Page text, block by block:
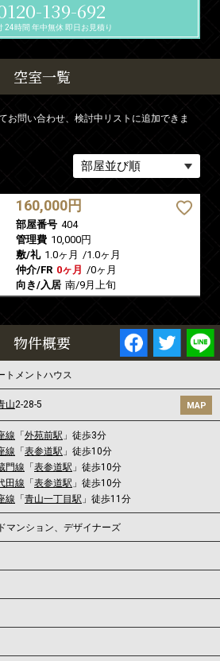
139-692
24時間 年中無休 即日お見積り
空室一覧
お問い合わせ、検討中リストに追加できま
160,000円
部屋番号 404
管理費 10,000円
敷/礼 1.0ヶ月 /1.0ヶ月
仲介/FR 0ヶ月 /0ヶ月
向き/入居 南/9月上旬
物件概要
トメントハウス
山2-28-5 MAP
線 「 外苑前駅 」徒歩3分
線 「 表参道駅 」徒歩10分
門線 「 表参道駅 」徒歩10分
田線 「 表参道駅 」徒歩10分
線 「 青山一丁目駅 」徒歩11分
マンション、デザイナーズ